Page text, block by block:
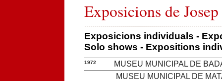
Exposicions de
Exposicions individuals -
Solo shows - Expositions
1972
MUSEU MUNICIPAL DE
MUSEU MUNICIPAL DE